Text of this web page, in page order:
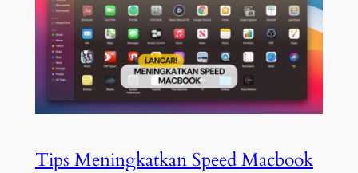
Tips Meningkatkan Speed Macbook